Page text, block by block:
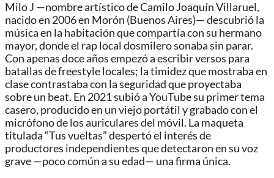
Milo J —nombre artístico de Camilo Joaquín Villaruel,
nacido en 2006 en Morón (Buenos Aires)— descubrió la
música en la habitación que compartía con su hermano
mayor, donde el rap local dosmilero sonaba sin parar.
Con apenas doce años empezó a escribir versos para
batallas de freestyle locales; la timidez que mostraba en
clase contrastaba con la seguridad que proyectaba
sobre un beat. En 2021 subió a YouTube su primer tema
casero, producido en un viejo portátil y grabado con el
micrófono de los auriculares del móvil. La maqueta
titulada “Tus vueltas” despertó el interés de
productores independientes que detectaron en su voz
grave —poco común a su edad— una firma única.